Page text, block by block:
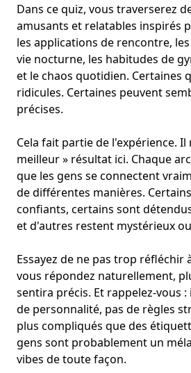
Dans ce quiz, vous traverserez
amusants et relatables inspirés
les applications de rencontre,
vie nocturne, les habitudes de
et le chaos quotidien. Certaines
ridicules. Certaines peuvent
précises.
Cela fait partie de l'expérience. Il
meilleur » résultat ici. Chaque
que les gens se connectent
de différentes manières.
confiants, certains sont
et d'autres restent mystérieux
Essayez de ne pas trop réfléchir
vous répondez naturellement,
sentira précis. Et rappelez-vous
de personnalité, pas de règles
plus compliqués que des
gens sont probablement un
vibes de toute façon.